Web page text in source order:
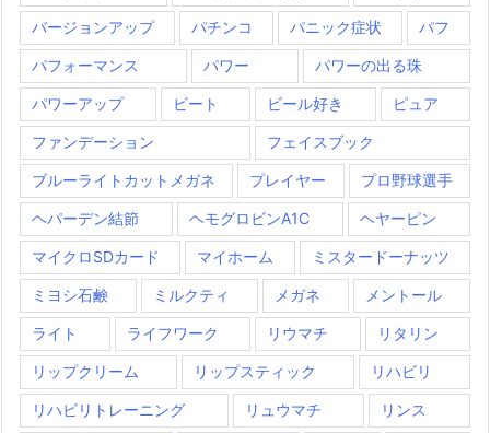
バージョンアップ パチンコ パニック症状 パフ
パフォーマンス パワー パワーの出る珠
パワーアップ ビート ビール好き ピュア
ファンデーション フェイスブック
ブルーライトカットメガネ プレイヤー プロ野球選手
ヘパーデン結節 ヘモグロビンA1C ヘヤーピン
マイクロSDカード マイホーム ミスタードーナッツ
ミヨシ石鹸 ミルクティ メガネ メントール
ライト ライフワーク リウマチ リタリン
リップクリーム リップスティック リハビリ
リハビリトレーニング リュウマチ リンス